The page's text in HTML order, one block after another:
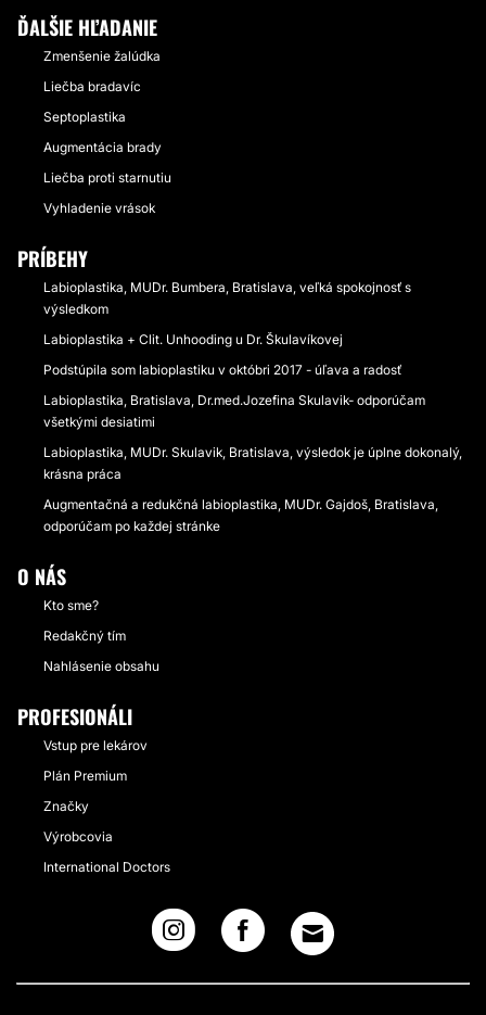
ĎALŠIE HĽADANIE
Zmenšenie žalúdka
Liečba bradavíc
Septoplastika
Augmentácia brady
Liečba proti starnutiu
Vyhladenie vrások
PRÍBEHY
Labioplastika, MUDr. Bumbera, Bratislava, veľká spokojnosť s
výsledkom
Labioplastika + Clit. Unhooding u Dr. Škulavíkovej
Podstúpila som labioplastiku v októbri 2017 - úľava a radosť
Labioplastika, Bratislava, Dr.med.Jozefina Skulavik- odporúčam
všetkými desiatimi
Labioplastika, MUDr. Skulavik, Bratislava, výsledok je úplne dokonalý,
krásna práca
Augmentačná a redukčná labioplastika, MUDr. Gajdoš, Bratislava,
odporúčam po každej stránke
O NÁS
Kto sme?
Redakčný tím
Nahlásenie obsahu
PROFESIONÁLI
Vstup pre lekárov
Plán Premium
Značky
Výrobcovia
International Doctors